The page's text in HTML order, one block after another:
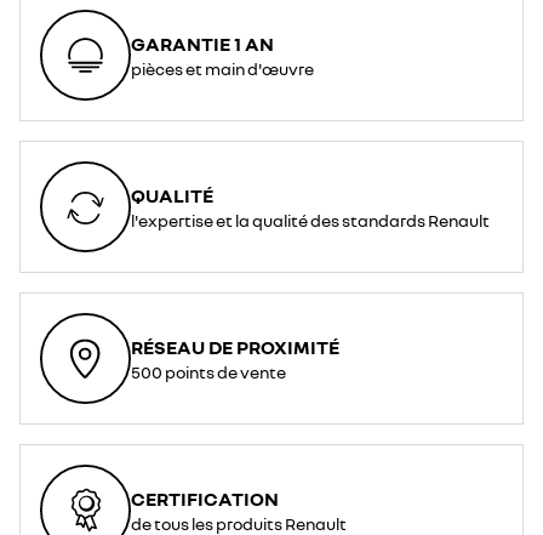
GARANTIE 1 AN
pièces et main d'œuvre
QUALITÉ
l'expertise et la qualité des standards Renault
RÉSEAU DE PROXIMITÉ
500 points de vente
CERTIFICATION
de tous les produits Renault